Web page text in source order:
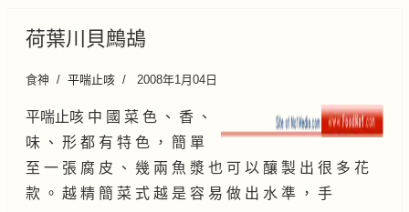
荷葉川貝鷓鴣
食神 平喘止咳 2008年1月04日
平喘止咳 中 國 菜 色 、 香 、
味 、 形 都 有 特 色 ， 簡 單
至 一 張 腐 皮 、 幾 兩 魚 漿 也 可 以 釀 製 出 很 多 花
款 。 越 精 簡 菜 式 越 是 容 易 做 出 水 準 ， 手